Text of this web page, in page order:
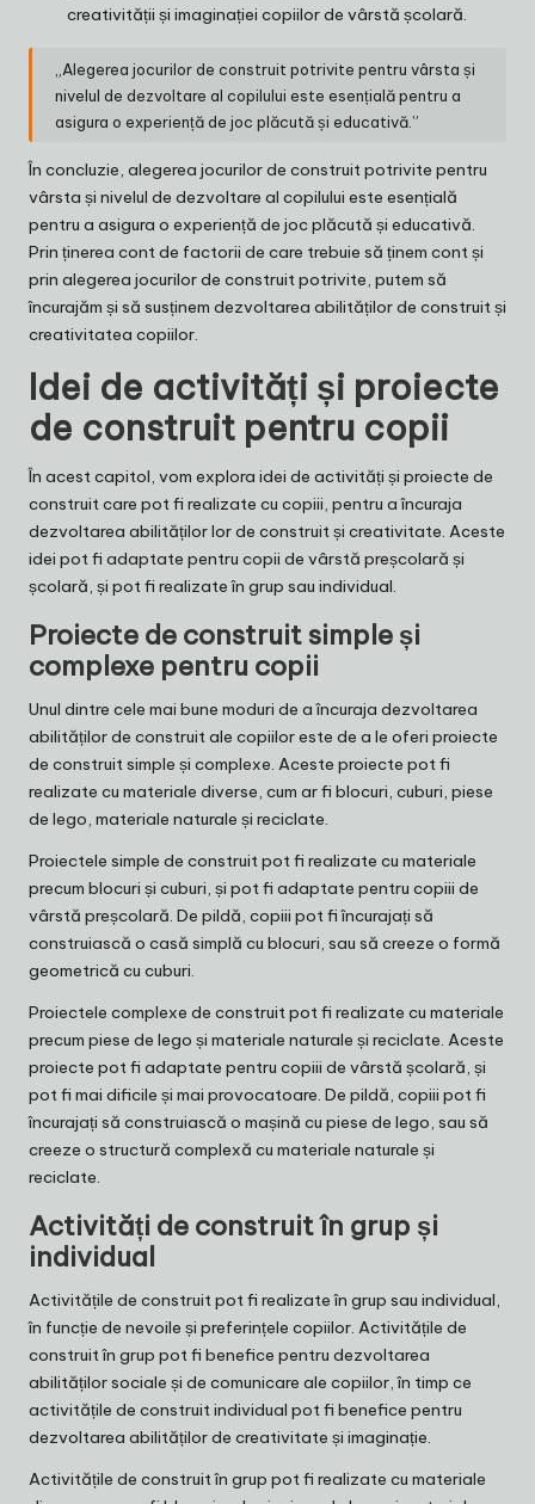
creativității și imaginației copiilor de vârstă școlară.
„Alegerea jocurilor de construit potrivite pentru vârsta și
nivelul de dezvoltare al copilului este esențială pentru a
asigura o experiență de joc plăcută și educativă.”
În concluzie, alegerea jocurilor de construit potrivite pentru
vârsta și nivelul de dezvoltare al copilului este esențială
pentru a asigura o experiență de joc plăcută și educativă.
Prin ținerea cont de factorii de care trebuie să ținem cont și
prin alegerea jocurilor de construit potrivite, putem să
încurajăm și să susținem dezvoltarea abilităților de construit și
creativitatea copiilor.
Idei de activități și proiecte
de construit pentru copii
În acest capitol, vom explora idei de activități și proiecte de
construit care pot fi realizate cu copiii, pentru a încuraja
dezvoltarea abilităților lor de construit și creativitate. Aceste
idei pot fi adaptate pentru copii de vârstă preșcolară și
școlară, și pot fi realizate în grup sau individual.
Proiecte de construit simple și
complexe pentru copii
Unul dintre cele mai bune moduri de a încuraja dezvoltarea
abilităților de construit ale copiilor este de a le oferi proiecte
de construit simple și complexe. Aceste proiecte pot fi
realizate cu materiale diverse, cum ar fi blocuri, cuburi, piese
de lego, materiale naturale și reciclate.
Proiectele simple de construit pot fi realizate cu materiale
precum blocuri și cuburi, și pot fi adaptate pentru copiii de
vârstă preșcolară. De pildă, copiii pot fi încurajați să
construiască o casă simplă cu blocuri, sau să creeze o formă
geometrică cu cuburi.
Proiectele complexe de construit pot fi realizate cu materiale
precum piese de lego și materiale naturale și reciclate. Aceste
proiecte pot fi adaptate pentru copiii de vârstă școlară, și
pot fi mai dificile și mai provocatoare. De pildă, copiii pot fi
încurajați să construiască o mașină cu piese de lego, sau să
creeze o structură complexă cu materiale naturale și
reciclate.
Activități de construit în grup și
individual
Activitățile de construit pot fi realizate în grup sau individual,
în funcție de nevoile și preferințele copiilor. Activitățile de
construit în grup pot fi benefice pentru dezvoltarea
abilităților sociale și de comunicare ale copiilor, în timp ce
activitățile de construit individual pot fi benefice pentru
dezvoltarea abilităților de creativitate și imaginație.
Activitățile de construit în grup pot fi realizate cu materiale